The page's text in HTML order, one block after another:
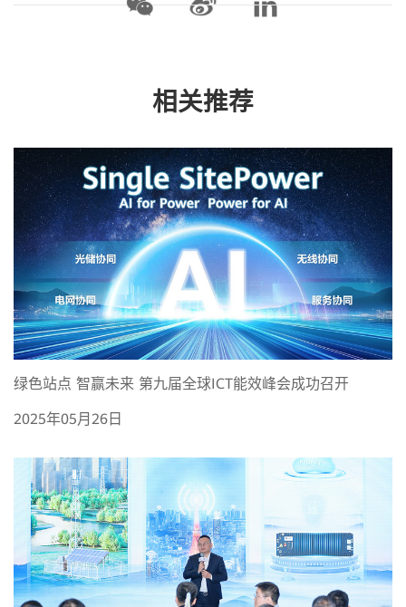
相关推荐
绿色站点 智赢未来 第九届全球ICT能效峰会成功召开
2025年05月26日